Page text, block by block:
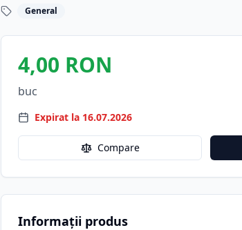
General
4,00 RON
buc
Expirat la 16.07.2026
Compare
Informații produs